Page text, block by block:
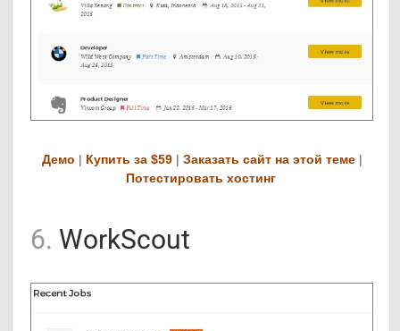
Демо | Купить за $59 |Заказать сайт на этой теме |
Потестировать хостинг
6. WorkScout